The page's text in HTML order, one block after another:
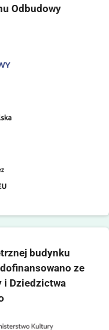
Odbudowy
budynku
ze
i Dziedzictwa